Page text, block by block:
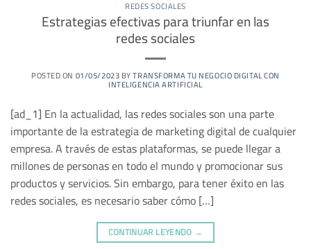
REDES SOCIALES
Estrategias efectivas para triunfar en las
redes sociales
POSTED ON 01/05/2023BYTRANSFORMA TU NEGOCIO DIGITAL CON
INTELIGENCIA ARTIFICIAL
[ad_1] En la actualidad, las redes sociales son una parte
importante de la estrategia de marketing digital de cualquier
empresa. A través de estas plataformas, se puede llegar a
millones de personas en todo el mundo y promocionar sus
productos y servicios. Sin embargo, para tener éxito en las
redes sociales, es necesario saber cómo […]
CONTINUAR LEYENDO →